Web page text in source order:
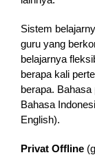
Sistem
guru yang
belajarnya
berapa kali
berapa.
Bahasa
English).
Privat Offline